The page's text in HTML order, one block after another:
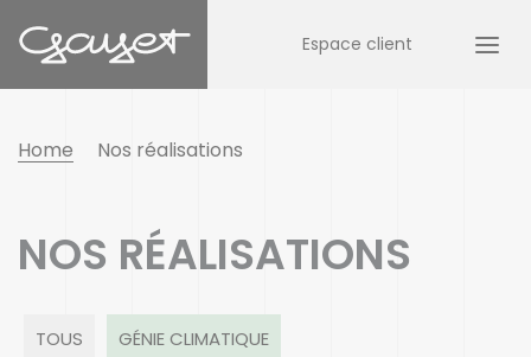
Espace client
Home Nos réalisations
NOS RÉALISATIONS
TOUS GÉNIE CLIMATIQUE